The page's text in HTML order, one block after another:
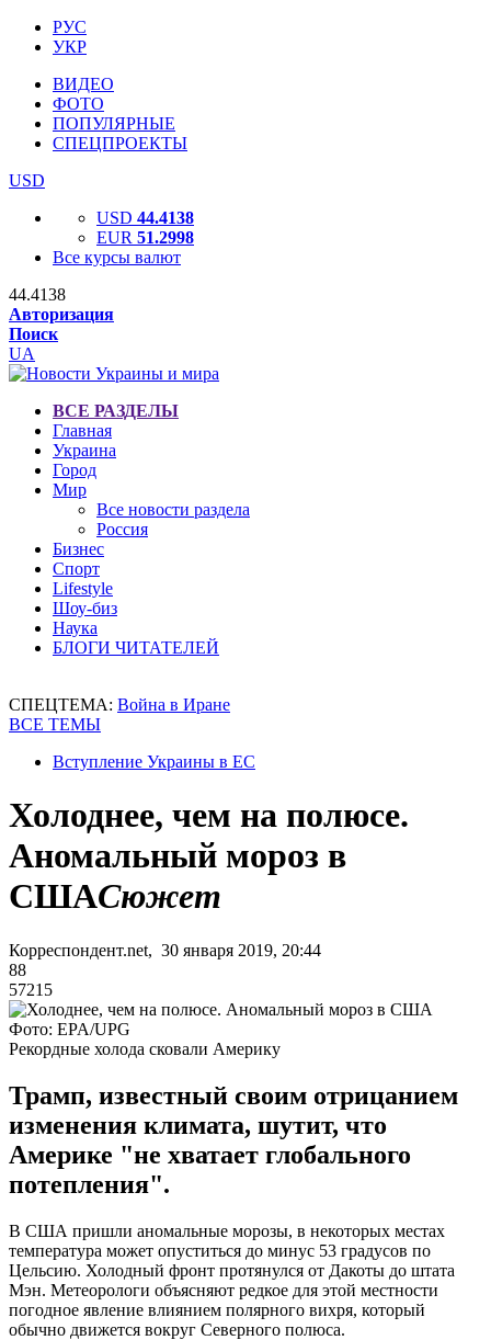
РУС
УКР
ВИДЕО
ФОТО
ПОПУЛЯРНЫЕ
СПЕЦПРОЕКТЫ
USD
USD 44.4138
EUR 51.2998
Все курсы валют
44.4138
Авторизация
Поиск
UA
ВСЕ РАЗДЕЛЫ
Главная
Украина
Город
Мир
Все новости раздела
Россия
Бизнес
Спорт
Lifestyle
Шоу-биз
Наука
БЛОГИ ЧИТАТЕЛЕЙ
СПЕЦТЕМА: Война в Иране
ВСЕ ТЕМЫ
Вступление Украины в ЕС
Холоднее, чем на полюсе.
Аномальный мороз в
СШАСюжет
Корреспондент.net, 30 января 2019, 20:44
88
57215
Фото: EPA/UPG
Рекордные холода сковали Америку
Трамп, известный своим отрицанием
изменения климата, шутит, что
Америке "не хватает глобального
потепления".
В США пришли аномальные морозы, в некоторых местах
температура может опуститься до минус 53 градусов по
Цельсию. Холодный фронт протянулся от Дакоты до штата
Мэн. Метеорологи объясняют редкое для этой местности
погодное явление влиянием полярного вихря, который
обычно движется вокруг Северного полюса.